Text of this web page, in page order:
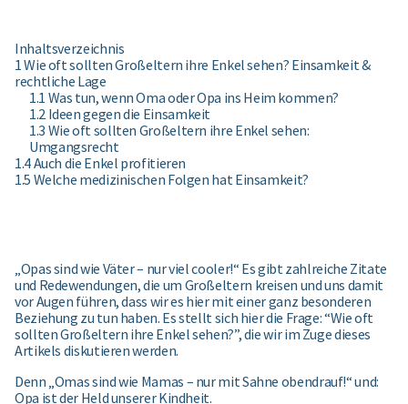
Inhaltsverzeichnis
1 Wie oft sollten Großeltern ihre Enkel sehen? Einsamkeit &
rechtliche Lage
1.1 Was tun, wenn Oma oder Opa ins Heim kommen?
1.2 Ideen gegen die Einsamkeit
1.3 Wie oft sollten Großeltern ihre Enkel sehen:
Umgangsrecht
1.4 Auch die Enkel profitieren
1.5 Welche medizinischen Folgen hat Einsamkeit?
„Opas sind wie Väter – nur viel cooler!“ Es gibt zahlreiche Zitate
und Redewendungen, die um Großeltern kreisen und uns damit
vor Augen führen, dass wir es hier mit einer ganz besonderen
Beziehung zu tun haben. Es stellt sich hier die Frage: “Wie oft
sollten Großeltern ihre Enkel sehen?”, die wir im Zuge dieses
Artikels diskutieren werden.
Denn „Omas sind wie Mamas – nur mit Sahne obendrauf!“ und:
Opa ist der Held unserer Kindheit.